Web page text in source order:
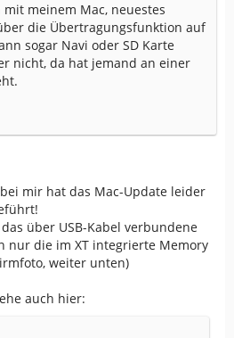
meinem Mac, neuestes
die Übertragungsfunktion auf
sogar Navi oder SD Karte
nicht, da hat jemand an einer
mir hat das Mac-Update leider
über USB-Kabel verbundene
nur die im XT integrierte Memory
weiter unten)
auch hier: